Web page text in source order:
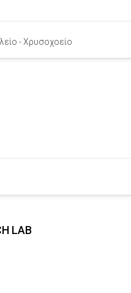
- Χρυσοχοείο
LAB